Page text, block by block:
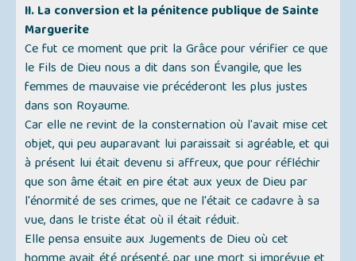
II. La conversion et la pénitence publique de Sainte
Marguerite
Ce fut ce moment que prit la Grâce pour vérifier ce que
le Fils de Dieu nous a dit dans son Évangile, que les
femmes de mauvaise vie précéderont les plus justes
dans son Royaume.
Car elle ne revint de la consternation où l'avait mise cet
objet, qui peu auparavant lui paraissait si agréable, et qui
à présent lui était devenu si affreux, que pour réfléchir
que son âme était en pire état aux yeux de Dieu par
l'énormité de ses crimes, que ne l'était ce cadavre à sa
vue, dans le triste état où il était réduit.
Elle pensa ensuite aux Jugements de Dieu où cet